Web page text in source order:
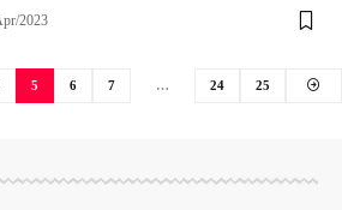
2023
5 6 7 … 24 25